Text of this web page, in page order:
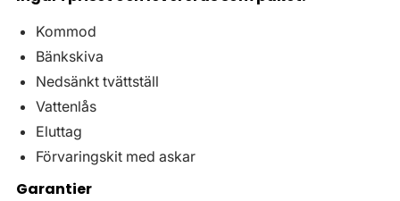
Kommod
Bänkskiva
Nedsänkt tvättställ
Vattenlås
Eluttag
Förvaringskit med askar
Garantier